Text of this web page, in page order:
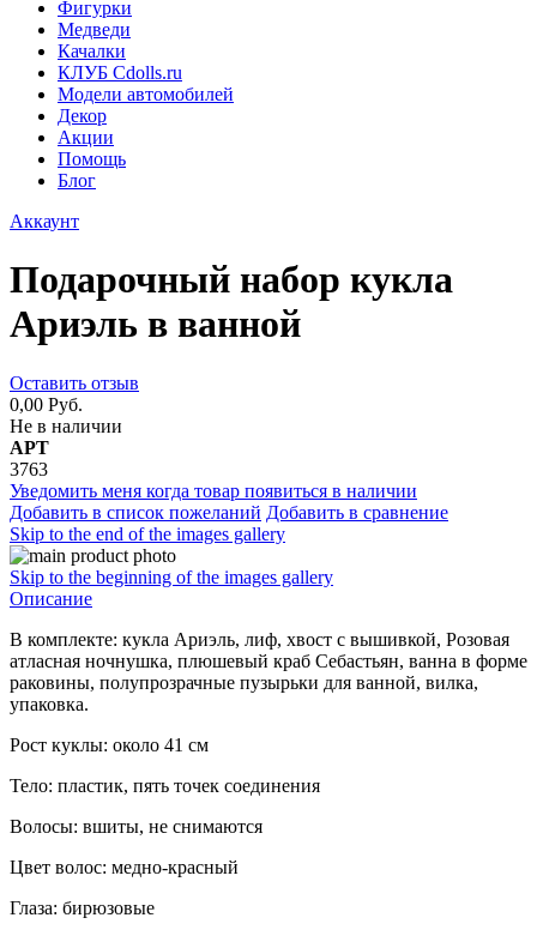
Фигурки
Медведи
Качалки
КЛУБ Cdolls.ru
Модели автомобилей
Декор
Акции
Помощь
Блог
Аккаунт
Подарочный набор кукла
Ариэль в ванной
Оставить отзыв
0,00 Руб.
Не в наличии
АРТ
3763
Уведомить меня когда товар появиться в наличии
Добавить в список пожеланий Добавить в сравнение
Skip to the end of the images gallery
Skip to the beginning of the images gallery
Описание
В комплекте: кукла Ариэль, лиф, хвост с вышивкой, Розовая
атласная ночнушка, плюшевый краб Себастьян, ванна в форме
раковины, полупрозрачные пузырьки для ванной, вилка,
упаковка.
Рост куклы: около 41 см
Тело: пластик, пять точек соединения
Волосы: вшиты, не снимаются
Цвет волос: медно-красный
Глаза: бирюзовые